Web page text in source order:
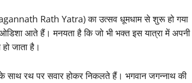
Rath Yatra) का उत्सव धूमधाम से शुरू हो गया
आते हैं। मनयता है कि जो भी भक्त इस यात्रा में अपनी
जाता है।
रथ पर सवार होकर निकलते हैं। भगवान जगन्नाथ की